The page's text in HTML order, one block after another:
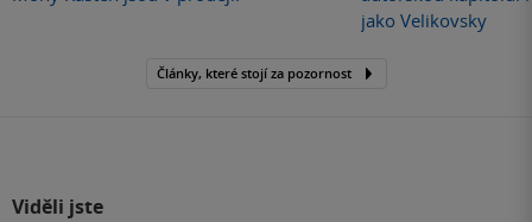
jako Velikovsky
Články, které stojí za pozornost
Viděli jste